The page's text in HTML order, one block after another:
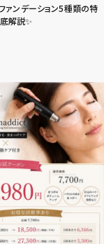
ファンデーション5種類の特
解説✨